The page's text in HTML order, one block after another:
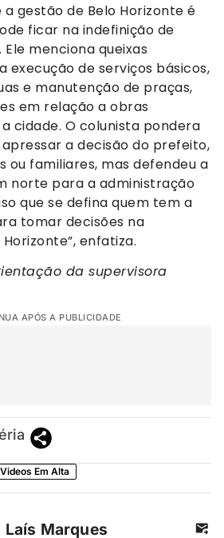
a gestão de Belo Horizonte é
ficar na indefinição de
menciona queixas
execução de serviços básicos,
e manutenção de praças,
em relação a obras
cidade. O colunista pondera
a decisão do prefeito,
ou familiares, mas defendeu a
norte para a administração
que se defina quem tem a
tomar decisões na
enfatiza.
da supervisora
APÓS A PUBLICIDADE
Videos Em Alta
Laís Marques